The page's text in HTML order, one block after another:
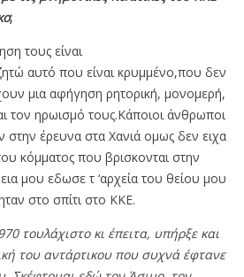
;
τους είναι
αυτό που είναι κρυμμένο,που δεν
μια αφήγηση ρητορική, μονομερή,
τον ηρωισμό τους.Κάποιοι άνθρωποι
στην έρευνα στα Χανιά ομως δεν ειχα
κόμματος που βρισκονται στην
μου εδωσε τ ‘αρχεία του θείου μου
στο σπίτι στο ΚΚΕ.
τουλάχιστο κι έπειτα, υπήρξε και
του αντάρτικου που συχνά έφτανε